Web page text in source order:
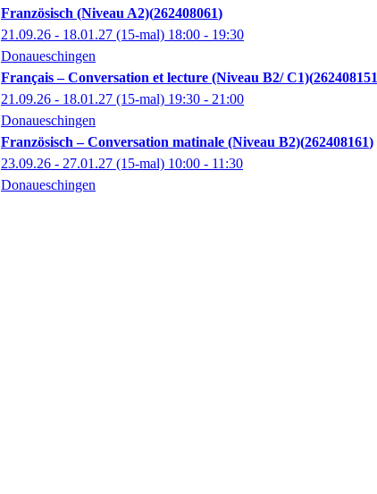
Französisch (Niveau A2) 262408061
21.09.26 - 18.01.27 (15-mal) 18:00 - 19:30
Donaueschingen
Français – Conversation et lecture (Niveau B2/ C1) 262408151
21.09.26 - 18.01.27 (15-mal) 19:30 - 21:00
Donaueschingen
Französisch – Conversation matinale (Niveau B2) 262408161
23.09.26 - 27.01.27 (15-mal) 10:00 - 11:30
Donaueschingen